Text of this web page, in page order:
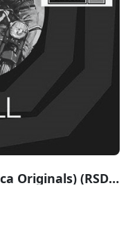
The Rock 'N' Roll Scene (Decca Originals) (RSD 2020)